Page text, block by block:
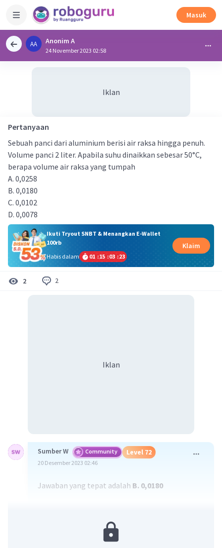
Masuk
AA Anonim A
24 November 2023 02:58
Iklan
Pertanyaan
Sebuah panci dari aluminium berisi air raksa hingga penuh.
Volume panci 2 liter. Apabila suhu dinaikkan sebesar 50°C,
berapa volume air raksa yang tumpah
A. 0,0258
B. 0,0180
C. 0,0102
D. 0,0078
Ikuti Tryout SNBT & Menangkan E-Wallet
100rb
Habis dalam
01 :15 :03 :23
Klaim
2 2
Iklan
Sumber W Community Level 72
20 Desember 2023 02:46
Jawaban yang tepat adalah B. 0,0180
m
𝞬 = 0,00018 /°C = 18 x 10 -5